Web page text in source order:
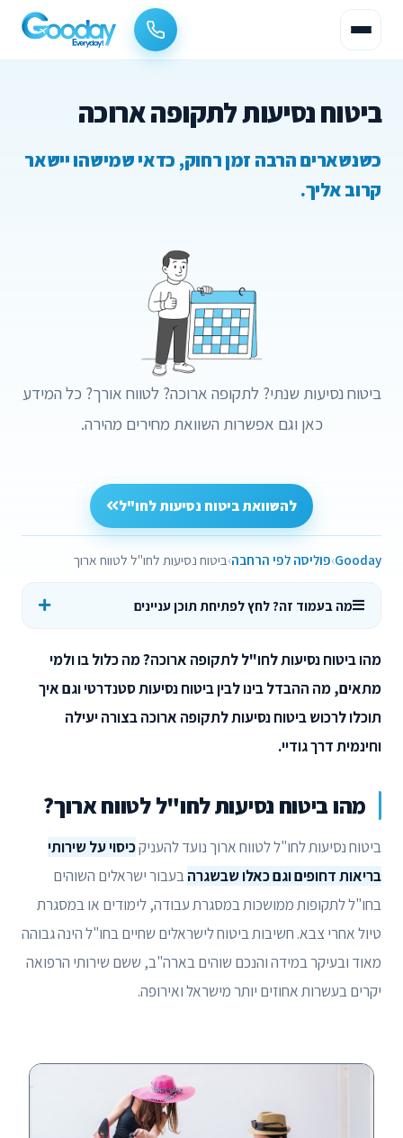
ביטוח נסיעות לתקופה ארוכה
כשנשארים הרבה זמן רחוק, כדאי שמישהו יישאר
קרוב אליך.
ביטוח נסיעות שנתי? לתקופה ארוכה? לטווח אורך? כל המידע
כאן וגם אפשרות השוואת מחירים מהירה.
להשוואת ביטוח נסיעות לחו"ל
Gooday פוליסה לפי הרחבה ביטוח נסיעות לחו"ל לטווח ארוך
מה בעמוד זה? לחץ לפתיחת תוכן עניינים
מהו ביטוח נסיעות לחו"ל לתקופה ארוכה? מה כלול בו ולמי
מתאים, מה ההבדל בינו לבין ביטוח נסיעות סטנדרטי וגם איך
תוכלו לרכוש ביטוח נסיעות לתקופה ארוכה בצורה יעילה
וחינמית דרך גודיי.
מהו ביטוח נסיעות לחו"ל לטווח ארוך?
ביטוח נסיעות לחו"ל לטווח ארוך נועד להעניקכיסוי על שירותי
בריאות דחופים וגם כאלו שבשגרהבעבור ישראלים השוהים
בחו"ל לתקופות ממושכות במסגרת עבודה, לימודים או במסגרת
טיול אחרי צבא. חשיבות ביטוח לישראלים שחיים בחו"ל הינה גבוהה
מאוד ובעיקר במידה והנכם שוהים בארה"ב, ששם שירותי הרפואה
יקרים בעשרות אחוזים יותר מישראל ואירופה.